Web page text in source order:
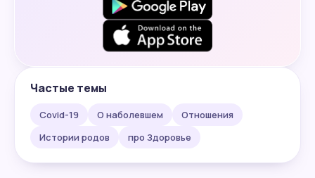
Частые темы
Covid-19 О наболевшем
Отношения
Истории родов
про Здоровье